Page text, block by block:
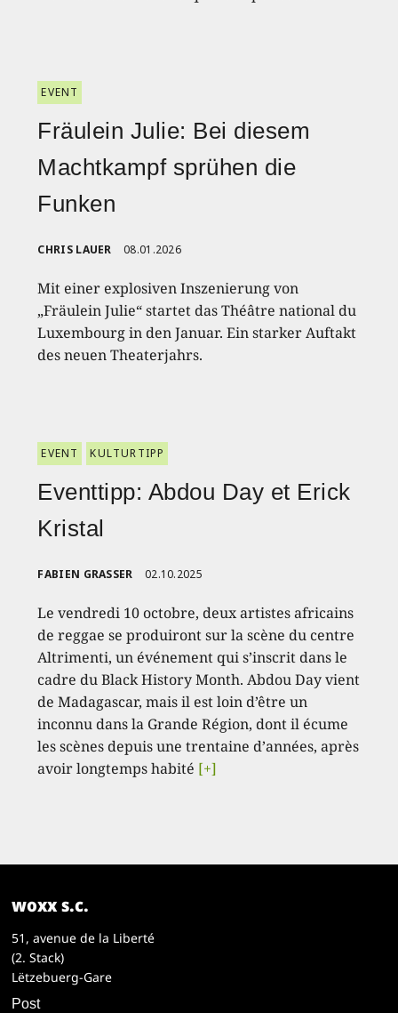
EVENT
Fräulein Julie: Bei diesem
Machtkampf sprühen die
Funken
CHRIS LAUER 08.01.2026
Mit einer explosiven Inszenierung von
„Fräulein Julie“ startet das Théâtre national du
Luxembourg in den Januar. Ein starker Auftakt
des neuen Theaterjahrs.
EVENT KULTURTIPP
Eventtipp: Abdou Day et Erick
Kristal
FABIEN GRASSER 02.10.2025
Le vendredi 10 octobre, deux artistes africains
de reggae se produiront sur la scène du centre
Altrimenti, un événement qui s’inscrit dans le
cadre du Black History Month. Abdou Day vient
de Madagascar, mais il est loin d’être un
inconnu dans la Grande Région, dont il écume
les scènes depuis une trentaine d’années, après
avoir longtemps habité [+]
woxx s.c.
51, avenue de la Liberté
(2. Stack)
Lëtzebuerg-Gare
Post